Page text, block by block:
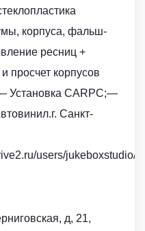
корпуса, фальш-
ресниц +
просчет корпусов
Установка CARPC;—
Санкт-
users/jukeboxstudio/
д, 21,